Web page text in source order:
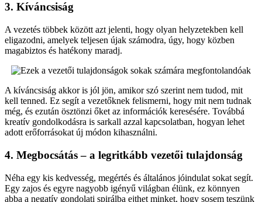
3. Kíváncsiság
A vezetés többek között azt jelenti, hogy olyan helyzetekben kell
eligazodni, amelyek teljesen újak számodra, úgy, hogy közben
magabiztos és hatékony maradj.
A kíváncsiság akkor is jól jön, amikor szó szerint nem tudod, mit
kell tenned. Ez segít a vezetőknek felismerni, hogy mit nem tudnak
még, és ezután ösztönzi őket az információk keresésére. Továbbá
kreatív gondolkodásra is sarkall azzal kapcsolatban, hogyan lehet
adott erőforrásokat új módon kihasználni.
4. Megbocsátás – a legritkább vezetői tulajdonság
Néha egy kis kedvesség, megértés és általános jóindulat sokat segít.
Egy zajos és egyre nagyobb igényű világban élünk, ez könnyen
abba a negatív gondolati spirálba ejthet minket, hogy sosem teszünk